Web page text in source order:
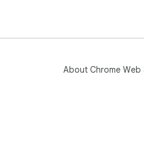
About Chrome Web